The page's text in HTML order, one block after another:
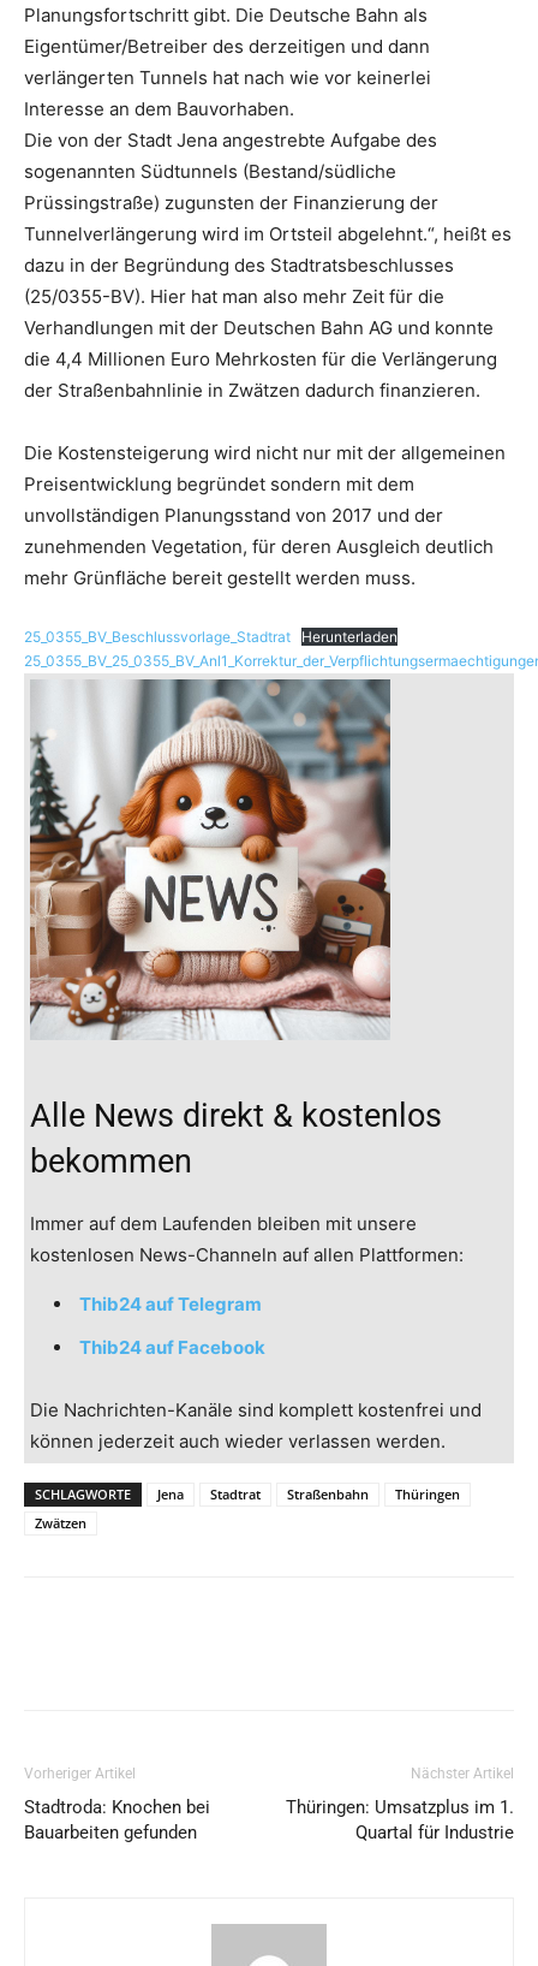
Planungsfortschritt gibt. Die Deutsche Bahn als
Eigentümer/Betreiber des derzeitigen und dann
verlängerten Tunnels hat nach wie vor keinerlei
Interesse an dem Bauvorhaben.
Die von der Stadt Jena angestrebte Aufgabe des
sogenannten Südtunnels (Bestand/südliche
Prüssingstraße) zugunsten der Finanzierung der
Tunnelverlängerung wird im Ortsteil abgelehnt.“, heißt es
dazu in der Begründung des Stadtratsbeschlusses
(25/0355-BV). Hier hat man also mehr Zeit für die
Verhandlungen mit der Deutschen Bahn AG und konnte
die 4,4 Millionen Euro Mehrkosten für die Verlängerung
der Straßenbahnlinie in Zwätzen dadurch finanzieren.
Die Kostensteigerung wird nicht nur mit der allgemeinen
Preisentwicklung begründet sondern mit dem
unvollständigen Planungsstand von 2017 und der
zunehmenden Vegetation, für deren Ausgleich deutlich
mehr Grünfläche bereit gestellt werden muss.
25_0355_BV_Beschlussvorlage_Stadtrat
Herunterladen
Alle News direkt & kostenlos
bekommen
Immer auf dem Laufenden bleiben mit unsere
kostenlosen News-Channeln auf allen Plattformen:
Thib24 auf Telegram
Thib24 auf Facebook
Die Nachrichten-Kanäle sind komplett kostenfrei und
können jederzeit auch wieder verlassen werden.
SCHLAGWORTE Jena Stadtrat Straßenbahn
Thüringen
Zwätzen
Vorheriger Artikel
Stadtroda: Knochen bei
Bauarbeiten gefunden
Nächster Artikel
Thüringen: Umsatzplus im 1.
Quartal für Industrie